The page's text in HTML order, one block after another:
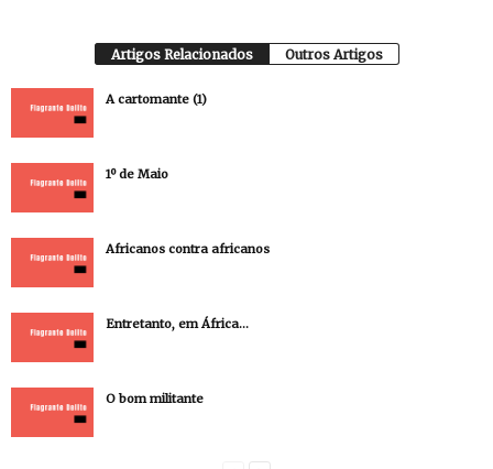
Artigos Relacionados Outros Artigos
A cartomante (1)
1º de Maio
Africanos contra africanos
Entretanto, em África…
O bom militante